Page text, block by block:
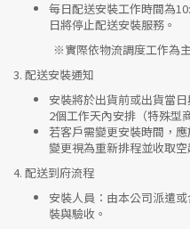
每日配送安裝工作時間為
日將停止配送安裝服務。
※實際依物流調度工作為主
3. 配送安裝通知
安裝將於出貨前或出貨當
2個工作天內安排（特殊型
若客戶需變更安裝時間，
變更視為重新排程並收取空
4. 配送到府流程
安裝人員 ：由本公司派遣
裝與驗收。